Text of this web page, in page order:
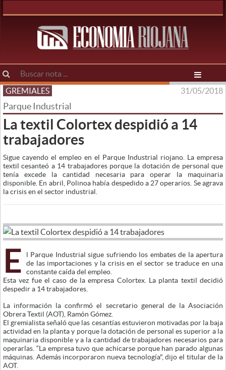
GREMIALES 31/05/2018
Parque Industrial
La textil Colortex despidió a 14
trabajadores
Sigue cayendo el empleo en el Parque Industrial riojano. La empresa
textil cesanteó a 14 trabajadores porque la dotación de personal que
tenía excede la cantidad necesaria para operar la maquinaria
disponible. En abril, Polinoa había despedido a 27 operarios. Se agrava
la crisis en el sector industrial.
E
l Parque Industrial sigue sufriendo los embates de la apertura
de las importaciones y la crisis en el sector se traduce en una
constante caída del empleo.
Esta vez fue el caso de la empresa Colortex. La planta textil decidió
despedir a 14 trabajadores.
La información la confirmó el secretario general de la Asociación
Obrera Textil (AOT), Ramón Gómez.
El gremialista señaló que las cesantías estuvieron motivadas por la baja
actividad en la planta y porque la dotación de personal es superior a la
maquinaria disponible y a la cantidad de trabajadores necesarios para
operarlas. “La empresa tuvo que achicarse porque han parado algunas
máquinas. Además incorporaron nueva tecnología", dijo el titular de la
AOT.